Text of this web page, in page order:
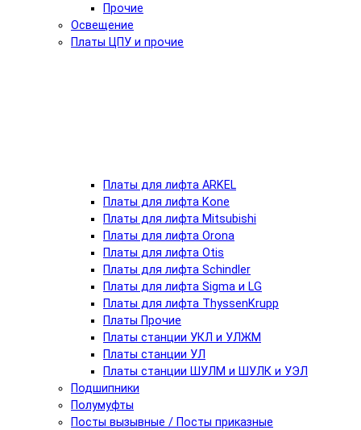
Прочие
Освещение
Платы ЦПУ и прочие
Платы для лифта ARKEL
Платы для лифта Kone
Платы для лифта Mitsubishi
Платы для лифта Orona
Платы для лифта Otis
Платы для лифта Schindler
Платы для лифта Sigma и LG
Платы для лифта ThyssenKrupp
Платы Прочие
Платы станции УКЛ и УЛЖМ
Платы станции УЛ
Платы станции ШУЛМ и ШУЛК и УЭЛ
Подшипники
Полумуфты
Посты вызывные / Посты приказные